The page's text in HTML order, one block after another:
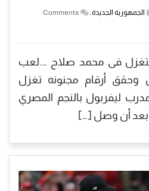
الجمهورية الجديدة,
Comments
يتغزل فى محمد صلاح ….لعب
وحقق أرقام مجنونه تغزل
ليفربول بالنجم المصري
بعد أن وصل […]